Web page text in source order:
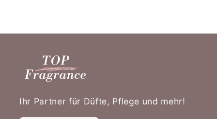
Ihr Partner für Düfte, Pflege und mehr!